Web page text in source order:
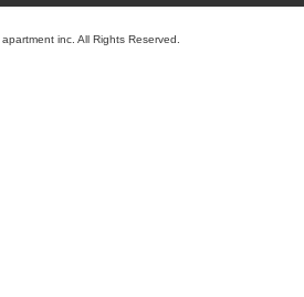
inc. All Rights Reserved.